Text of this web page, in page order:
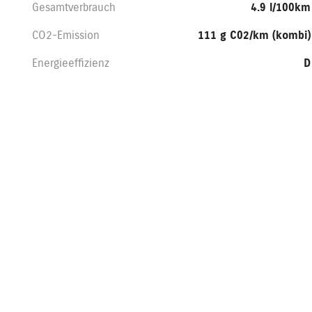
Gesamtverbrauch
4.9 l/100km
CO2-Emission
111 g C02/km (kombi)
Energieeffizienz
D